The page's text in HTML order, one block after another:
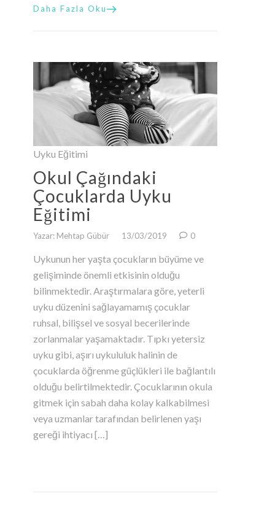
Daha Fazla Oku
Uyku Eğitimi
Okul Çağındaki
Çocuklarda Uyku
Eğitimi
Yazar: Mehtap Gübür 13/03/2019 0
Uykunun her yaşta çocukların büyüme ve
gelişiminde önemli etkisinin olduğu
bilinmektedir. Araştırmalara göre, yeterli
uyku düzenini sağlayamamış çocuklar
ruhsal, bilişsel ve sosyal becerilerinde
zorlanmalar yaşamaktadır. Tıpkı yetersiz
uyku gibi, aşırı uykululuk halinin de
çocuklarda öğrenme güçlükleri ile bağlantılı
olduğu belirtilmektedir. Çocuklarının okula
gitmek için sabah daha kolay kalkabilmesi
veya uzmanlar tarafından belirlenen yaşı
gereği ihtiyacı […]